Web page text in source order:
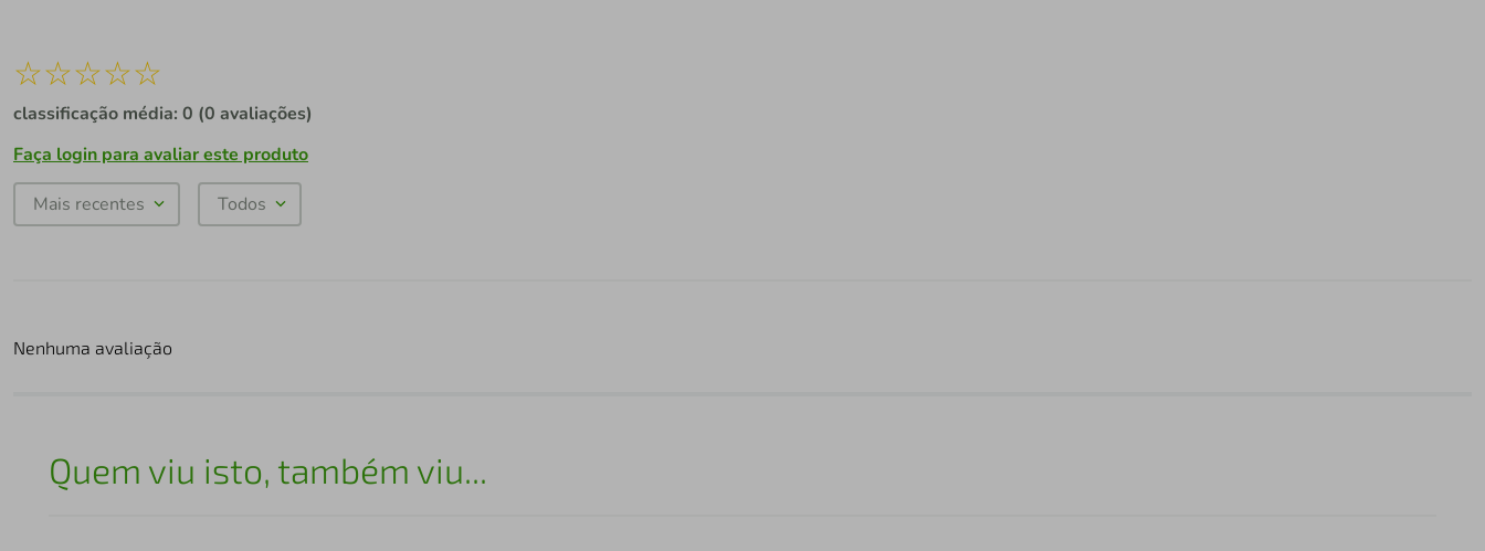
☆☆☆☆☆
classificação média: 0 (0 avaliações)
Faça login para avaliar este produto
Mais recentes Todos
Nenhuma avaliação
Quem viu isto, também viu...